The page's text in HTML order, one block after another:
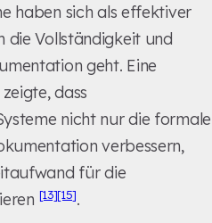
haben sich als effektiver
die Vollständigkeit und
geht. Eine
dass
nicht nur die formale
verbessern,
für die
[13][15].